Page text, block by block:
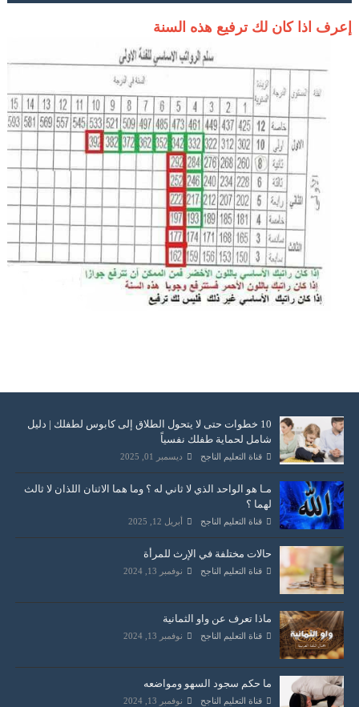
إعرف اذا كان لك ترفيع هذه السنة
10 خطوات حتى لا يتحول الطلاق إلى كابوس لطفلك | دليل
شامل لحماية طفلك نفسياً
قناة التعليم الناجح ديسمبر 01, 2025
مـا هو الواحد الذي لا ثاني له ؟ وما هما الاثنان اللذان لا ثالث
لهما ؟
قناة التعليم الناجح أبريل 12, 2025
حالات مختلفة في الإرث للمرأة
قناة التعليم الناجح نوفمبر 13, 2024
ماذا تعرف عن واو الثمانية
قناة التعليم الناجح نوفمبر 13, 2024
ما حكم سجود السهو ومواضعه
قناة التعليم الناجح نوفمبر 13, 2024